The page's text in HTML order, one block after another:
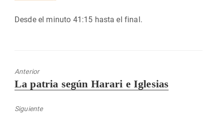
Desde el minuto 41:15 hasta el final.
Anterior
Entrada
La patria según Harari e Iglesias
Siguiente